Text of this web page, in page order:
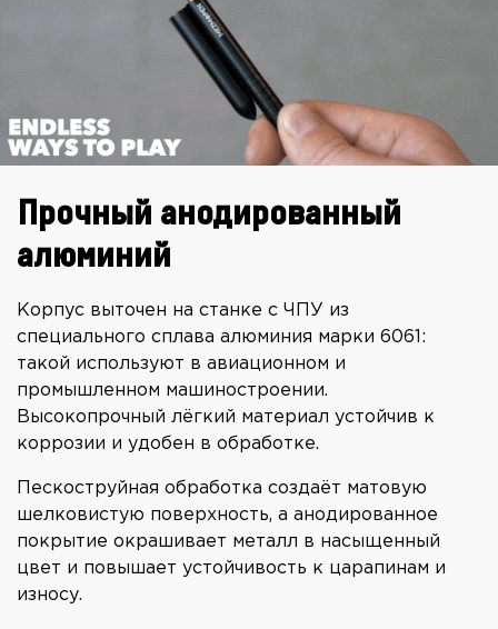
Прочный анодированный
алюминий
Корпус выточен на станке с ЧПУ из
специального сплава алюминия марки 6061:
такой используют в авиационном и
промышленном машиностроении.
Высокопрочный лёгкий материал устойчив к
коррозии и удобен в обработке.
Пескоструйная обработка создаёт матовую
шелковистую поверхность, а анодированное
покрытие окрашивает металл в насыщенный
цвет и повышает устойчивость к царапинам и
износу.